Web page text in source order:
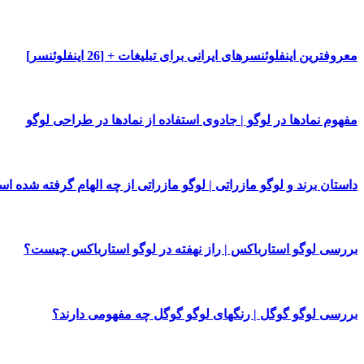
معروفترین اینفلوئنسرهای ایرانی برای تبلیغات + [26 اینفلوئنسر]
مفهوم نمادها در لوگو | جادوی استفاده از نمادها در طراحی لوگو
داستان برند و لوگو مازراتی | لوگو مازراتی از چه الهام گرفته شده
بررسی لوگو استارباکس | راز نهفته در لوگو استارباکس چیست؟
بررسی لوگو گوگل | رنگهای لوگو گوگل چه مفهومی دارند؟